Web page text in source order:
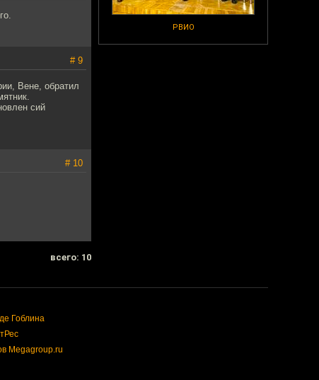
РВИО
# 9
Вене, обратил
сий
# 10
всего: 10
Гоблина
Megagroup.ru